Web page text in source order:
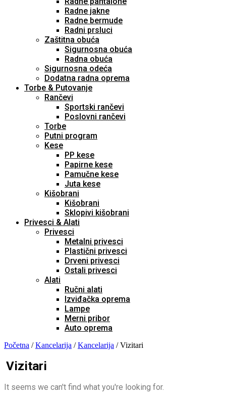
Radne jakne
Radne bermude
Radni prsluci
Zaštitna obuća
Sigurnosna obuća
Radna obuća
Sigurnosna odeća
Dodatna radna oprema
Torbe & Putovanje
Rančevi
Sportski rančevi
Poslovni rančevi
Torbe
Putni program
Kese
PP kese
Papirne kese
Pamučne kese
Juta kese
Kišobrani
Kišobrani
Sklopivi kišobrani
Privesci & Alati
Privesci
Metalni privesci
Plastični privesci
Drveni privesci
Ostali privesci
Alati
Ručni alati
Izviđačka oprema
Lampe
Merni pribor
Auto oprema
Početna /Kancelarija /Kancelarija / Vizitari
Vizitari
It seems we can't find what you're looking for.